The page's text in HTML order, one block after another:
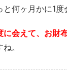
何ヶ月かに1度
会えて、お財
。